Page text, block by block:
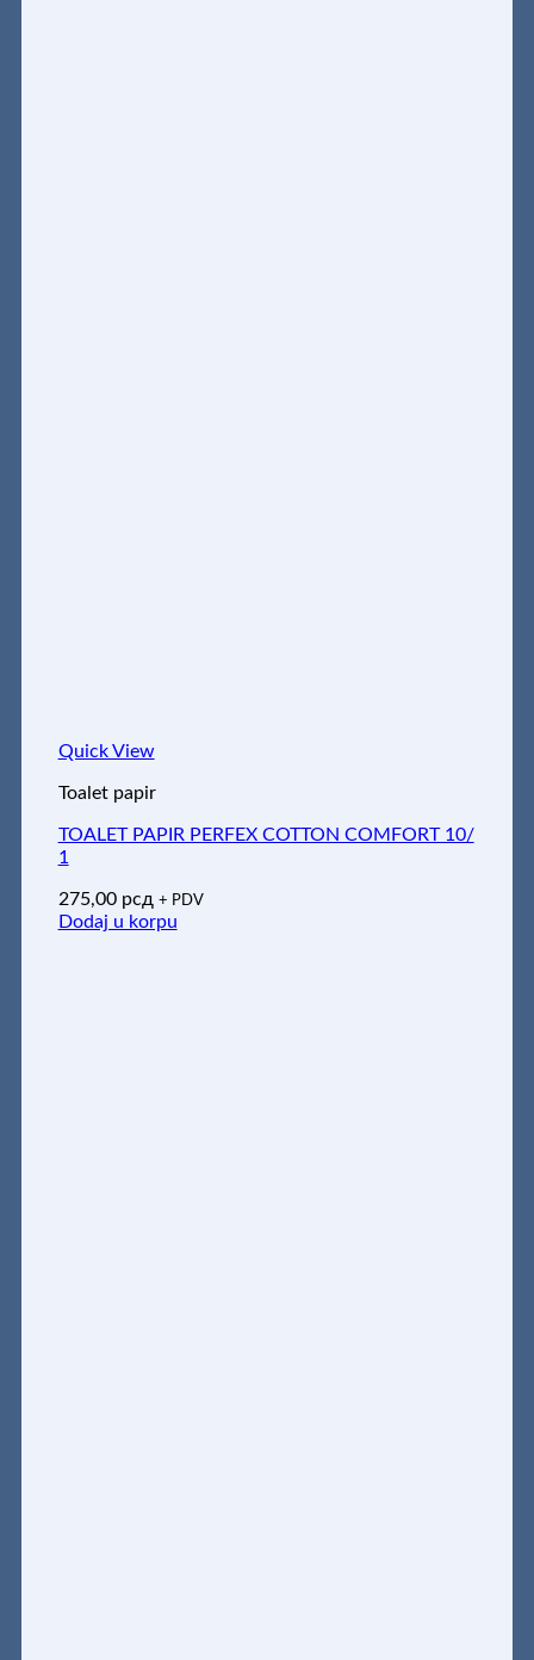
Quick View
Toalet papir
TOALET PAPIR PERFEX COTTON COMFORT 10/
1
275,00 рсд + PDV
Dodaj u korpu